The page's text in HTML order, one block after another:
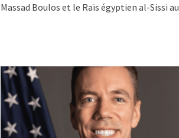
Massad Boulos et le Raïs égyptien al-Sissi au